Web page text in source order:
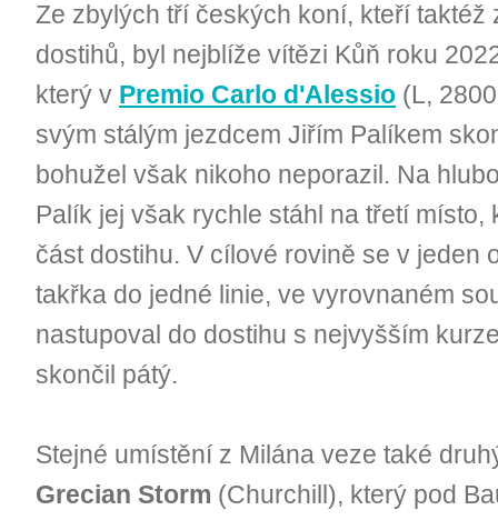
Ze zbylých tří českých koní, kteří taktéž
dostihů, byl nejblíže vítězi Kůň roku
který v Premio Carlo d'Alessio (L,
svým stálým jezdcem Jiřím Palíkem
bohužel však nikoho neporazil. Na
Palík jej však rychle stáhl na třetí
část dostihu. V cílové rovině se v jeden
takřka do jedné linie, ve vyrovnaném
nastupoval do dostihu s nejvyšším
skončil pátý.
Stejné umístění z Milána veze také
Grecian Storm (Churchill), který pod